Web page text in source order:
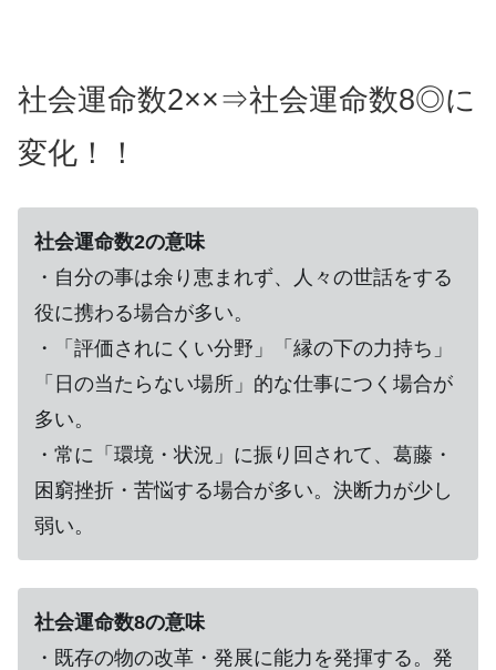
社会運命数2××⇒社会運命数8◎に
変化！！
社会運命数2の意味
・自分の事は余り恵まれず、人々の世話をする
役に携わる場合が多い。
・「評価されにくい分野」「縁の下の力持ち」
「日の当たらない場所」的な仕事につく場合が
多い。
・常に「環境・状況」に振り回されて、葛藤・
困窮挫折・苦悩する場合が多い。決断力が少し
弱い。
社会運命数8の意味
・既存の物の改革・発展に能力を発揮する。発